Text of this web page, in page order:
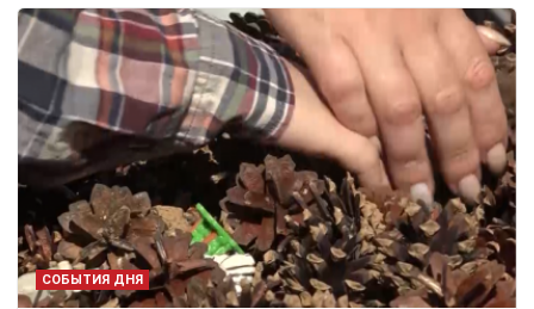
СОБЫТИЯ ДНЯ